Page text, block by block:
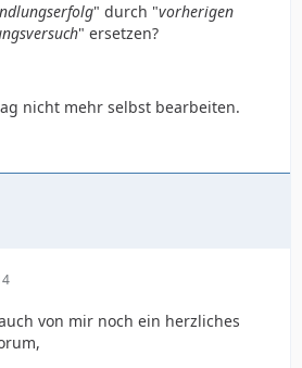
" durch "vorherigen
" ersetzen?
nicht mehr selbst bearbeiten.
von mir noch ein herzliches